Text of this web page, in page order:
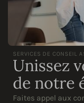
SERVICES DE CONSEIL
Unissez
de notre
Faites appel aux